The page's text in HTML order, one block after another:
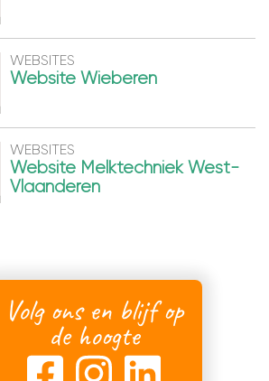
WEBSITES
Website Wieberen
WEBSITES
Website Melktechniek West-
Vlaanderen
Volg ons en blijf op
de hoogte